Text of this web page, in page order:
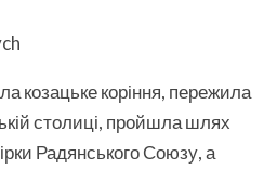
козацьке коріння, пережила
столиці, пройшла шлях
Радянського Союзу, а